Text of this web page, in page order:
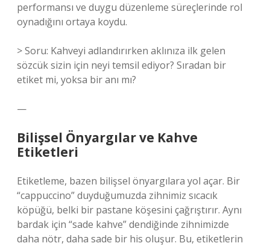
performansı ve duygu düzenleme süreçlerinde rol
oynadığını ortaya koydu.
> Soru: Kahveyi adlandırırken aklınıza ilk gelen
sözcük sizin için neyi temsil ediyor? Sıradan bir
etiket mi, yoksa bir anı mı?
—
Bilişsel Önyargılar ve Kahve
Etiketleri
Etiketleme, bazen bilişsel önyargılara yol açar. Bir
“cappuccino” duyduğumuzda zihnimiz sıcacık
köpüğü, belki bir pastane köşesini çağrıştırır. Aynı
bardak için “sade kahve” dendiğinde zihnimizde
daha nötr, daha sade bir his oluşur. Bu, etiketlerin